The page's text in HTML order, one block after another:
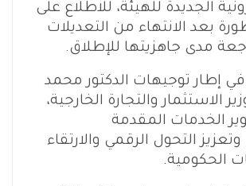
الجديدة للهيئة، للاطلاع على
بعد الانتهاء من التعديلات
مدى جاهزيتها للإطلاق.
في إطار توجيهات الدكتور محمد
الاستثمار والتجارة الخارجية،
الخدمات المقدمة
التحول الرقمي والارتقاء
الحكومية.